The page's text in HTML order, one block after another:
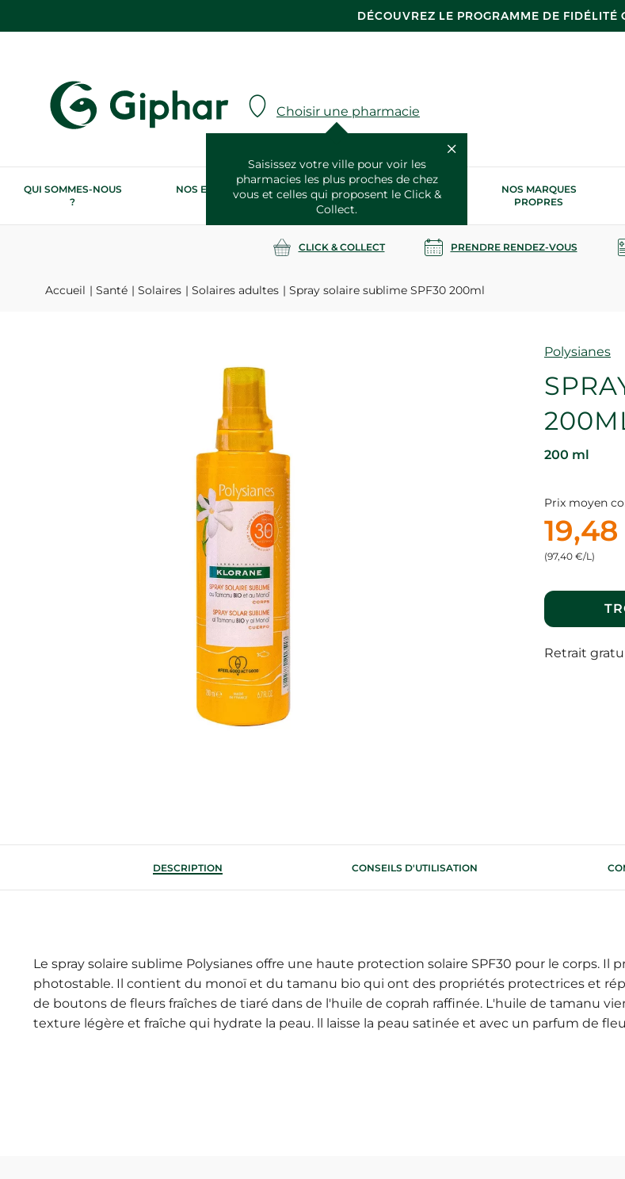
DÉCOUVREZ LE PROGRAMME DE FIDÉLITÉ
Choisir une pharmacie
Saisissez votre ville pour voir les
pharmacies les plus proches de chez
vous et celles qui proposent le Click &
Collect.
QUI SOMMES-NOUS
?
NOS ENGAGEMENTS
RSE
NOS SERVICES
SANTÉ
NOS MARQUES
PROPRES
CLICK & COLLECT PRENDRE RENDEZ-VOUS
Accueil Santé Solaires Solaires adultes Spray solaire sublime SPF30 200ml
Marque
Polysianes
200 ml
Prix moyen
(97,40 €/L)
Retrait
DESCRIPTION CONSEILS D'UTILISATION
Le spray solaire sublime Polysianes offre une haute protection solaire SPF30 pour le corps. Il
photostable. Il contient du monoï et du tamanu bio qui ont des propriétés protectrices et
de boutons de fleurs fraîches de tiaré dans de l'huile de coprah raffinée. L'huile de tamanu
texture légère et fraîche qui hydrate la peau. ll laisse la peau satinée et avec un parfum de